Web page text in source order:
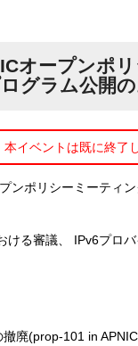
オープンポ
グラム公開
本イベントは既に終了
ポリシーミーティ
る審議、 IPv6プロ
廃(prop-101 in